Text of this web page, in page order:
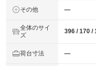
その他 ―
全体のサイ
ズ
396 / 170 /
荷台寸法 ―